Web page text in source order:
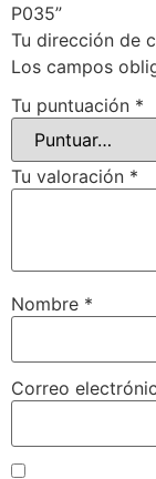
P035”
Tu dirección de
Los campos
Tu puntuación *
Tu valoración *
Nombre *
Correo